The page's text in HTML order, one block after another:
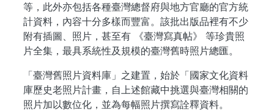
等，此外亦包括各種臺灣總督府與地方官廳的官方統
計資料，內容十分多樣而豐富。該批出版品裡有不少
附有插圖、照片，甚至有 《臺灣寫真帖》 等珍貴照
片全集，最具系統性及規模的臺灣舊時照片總匯。
「臺灣舊照片資料庫」之建置，始於「國家文化資料
庫歷史老照片計畫，自上述館藏中挑選與臺灣相關的
照片加以數位化，並為每幅照片撰寫詮釋資料。